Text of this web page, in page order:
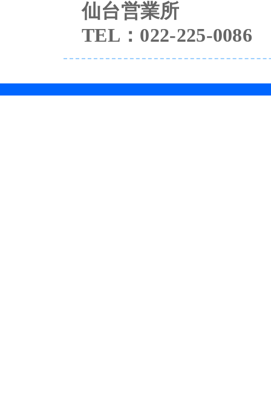
仙台営業所
TEL：022-225-0086